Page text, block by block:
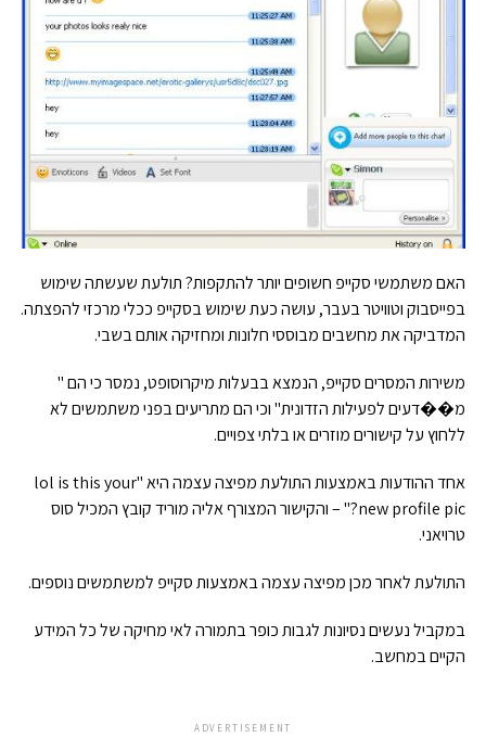
האם משתמשי סקייפ חשופים יותר להתקפות? תולעת שעשתה שימוש
בפייסבוק וטוויטר בעבר, עושה כעת שימוש בסקייפ ככלי מרכזי להפצתה.
המדביקה את מחשבים מבוססי חלונות ומחזיקה אותם בשבי.
משירות המסרים סקייפ, הנמצא בבעלות מיקרוסופט, נמסר כי הם "
מ��דעים לפעילות הזדונית" וכי הם מתריעים בפני משתמשים לא
ללחוץ על קישורים מוזרים או בלתי צפויים.
אחד ההודעות באמצעות התולעת מפיצה עצמה היא "lol is this your
new profile pic?" – והקישור המצורף אליה מוריד קובץ המכיל סוס
טרויאני.
התולעת לאחר מכן מפיצה עצמה באמצעות סקייפ למשתמשים נוספים.
במקביל נעשים נסיונות לגבות כופר בתמורה לאי מחיקה של כל המידע
הקיים במחשב.
ADVERTISEMENT